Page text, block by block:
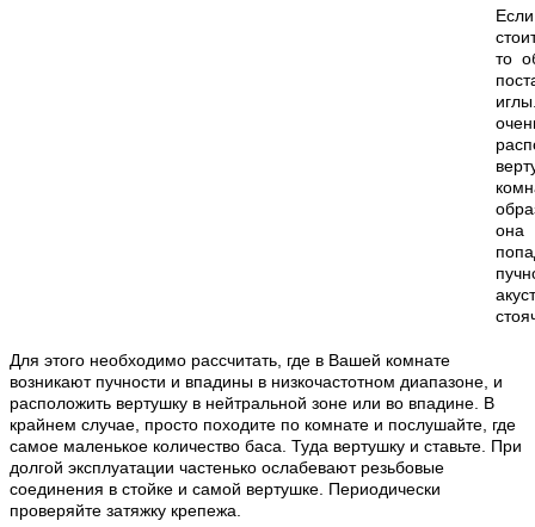
то
Для этого необходимо рассчитать, где в Вашей комнате
возникают пучности и впадины в низкочастотном диапазоне, и
расположить вертушку в нейтральной зоне или во впадине. В
крайнем случае, просто походите по комнате и послушайте, где
самое маленькое количество баса. Туда вертушку и ставьте. При
долгой эксплуатации частенько ослабевают резьбовые
соединения в стойке и самой вертушке. Периодически
проверяйте затяжку крепежа.